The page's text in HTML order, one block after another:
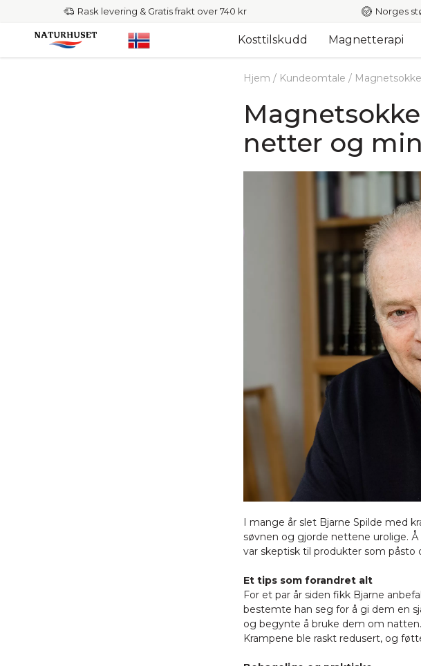
Rask levering & Gratis frakt over 740 kr Norges
Kosttilskudd Magnetterapi
Hjem / Kundeomtale /
netter og
I mange år slet Bjarne Spilde med
søvnen og gjorde nettene urolige.
var skeptisk til produkter som påsto
Et tips som forandret alt
For et par år siden fikk Bjarne
bestemte han seg for å gi dem en
og begynte å bruke dem om natten.
Krampene ble raskt redusert, og